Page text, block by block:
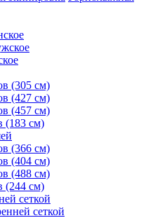
(305 см)
(427 см)
(457 см)
(183 см)
(366 см)
(404 см)
(488 см)
(244 см)
сеткой
сеткой